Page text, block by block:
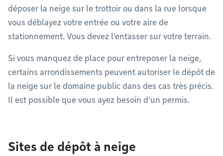
déposer la neige sur le trottoir ou dans la rue lorsque
vous déblayez votre entrée ou votre aire de
stationnement. Vous devez l’entasser sur votre terrain.
Si vous manquez de place pour entreposer la neige,
certains arrondissements peuvent autoriser le dépôt de
la neige sur le domaine public dans des cas très précis.
Il est possible que vous ayez besoin d’un permis.
Sites de dépôt à neige